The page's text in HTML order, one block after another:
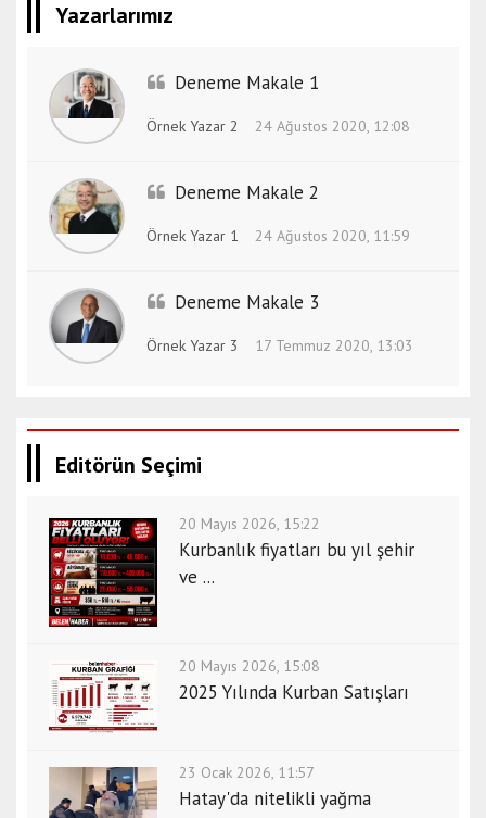
Yazarlarımız
Deneme Makale 1
Örnek Yazar 2 24 Ağustos 2020, 12:08
Deneme Makale 2
Örnek Yazar 1 24 Ağustos 2020, 11:59
Deneme Makale 3
Örnek Yazar 3 17 Temmuz 2020, 13:03
Editörün Seçimi
20 Mayıs 2026, 15:22
Kurbanlık fiyatları bu yıl şehir
ve ...
20 Mayıs 2026, 15:08
2025 Yılında Kurban Satışları
23 Ocak 2026, 11:57
Hatay'da nitelikli yağma